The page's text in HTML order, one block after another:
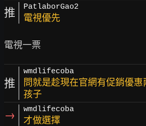
推 PatlaborGao2
電視優先
推
wmdlifecoba
問就是趁現在官網有促銷優
孩子
→ wmdlifecoba
才做選擇